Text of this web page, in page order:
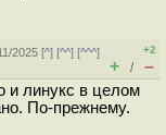
2025 [^] [^^] [^^^]
+2
+ / –
и линукс в целом
По-прежнему.